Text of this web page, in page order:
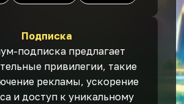
Подписка
подписка предлагает
привилегии, такие
рекламы, ускорение
и доступ к уникальному